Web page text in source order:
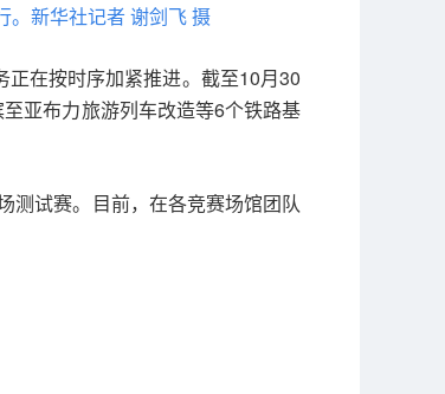
。新华社记者 谢剑飞 摄
在按时序加紧推进。截至10月30
亚布力旅游列车改造等6个铁路基
测试赛。目前，在各竞赛场馆团队